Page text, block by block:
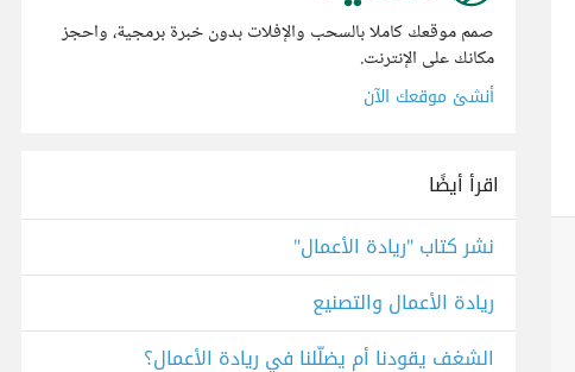
صمم موقعك كاملا بالسحب والإفلات بدون خبرة برمجية، واحجز
مكانك على الإنترنت.
أنشئ موقعك الآن
اقرأ أيضًا
نشر كتاب "ريادة الأعمال"
ريادة الأعمال والتصنيع
الشغف يقودنا أم يضلّلنا في ريادة الأعمال؟